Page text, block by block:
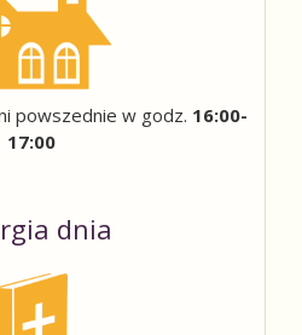
powszednie w godz. 16:00-
17:00
dnia